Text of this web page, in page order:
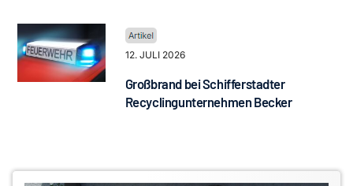
12. JULI 2026
Großbrand bei Schifferstadter
Recyclingunternehmen Becker